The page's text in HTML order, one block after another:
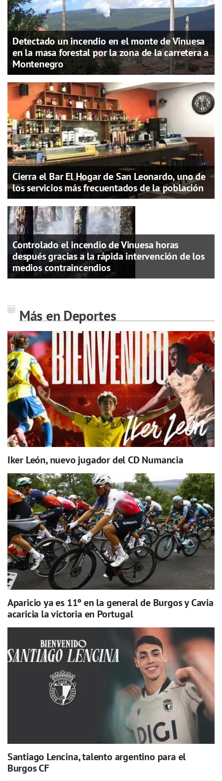
Detectado un incendio en el monte de Vinuesa
en la masa forestal por la zona de la carretera a
Montenegro
Cierra el Bar El Hogar de San Leonardo, uno de
los servicios más frecuentados de la población
Controlado el incendio de Vinuesa horas
después gracias a la rápida intervención de los
medios contraincendios
Más en Deportes
Iker León, nuevo jugador del CD Numancia
Aparicio ya es 11º en la general de Burgos y Cavia
acaricia la victoria en Portugal
Santiago Lencina, talento argentino para el
Burgos CF